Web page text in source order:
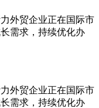
外贸企业正在国际市
需求，持续优化办
外贸企业正在国际市
需求，持续优化办